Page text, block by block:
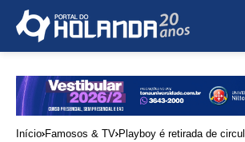
Início Famosos & TV Playboy é retirada de